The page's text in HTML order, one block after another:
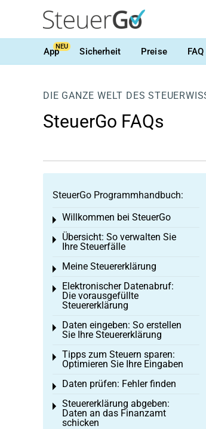
AppNEU Sicherheit Preise FAQ
DIE GANZE WELT DES
SteuerGo FAQs
SteuerGo Programmhandbuch:
Willkommen bei SteuerGo
Toggle menu
Übersicht: So verwalten Sie
Ihre Steuerfälle
Toggle menu
Meine Steuererklärung
Toggle menu
Elektronischer Datenabruf:
Die vorausgefüllte
Steuererklärung
Toggle menu
Daten eingeben: So erstellen
Sie Ihre Steuererklärung
Toggle menu
Tipps zum Steuern sparen:
Optimieren Sie Ihre Eingaben
Toggle menu
Daten prüfen: Fehler finden
Toggle menu
Steuererklärung abgeben:
Daten an das Finanzamt
schicken
Toggle menu